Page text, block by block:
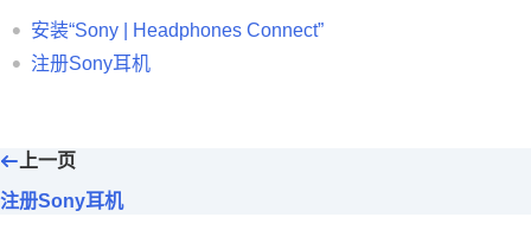
安装“Sony | Headphones Connect”
注册Sony耳机
上一页
注册Sony耳机